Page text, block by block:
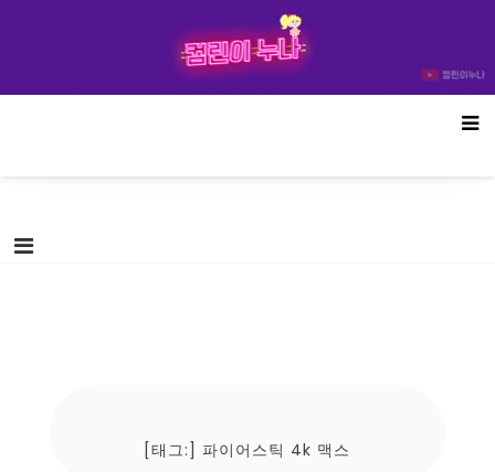
[태그:]파이어스틱 4k 맥스